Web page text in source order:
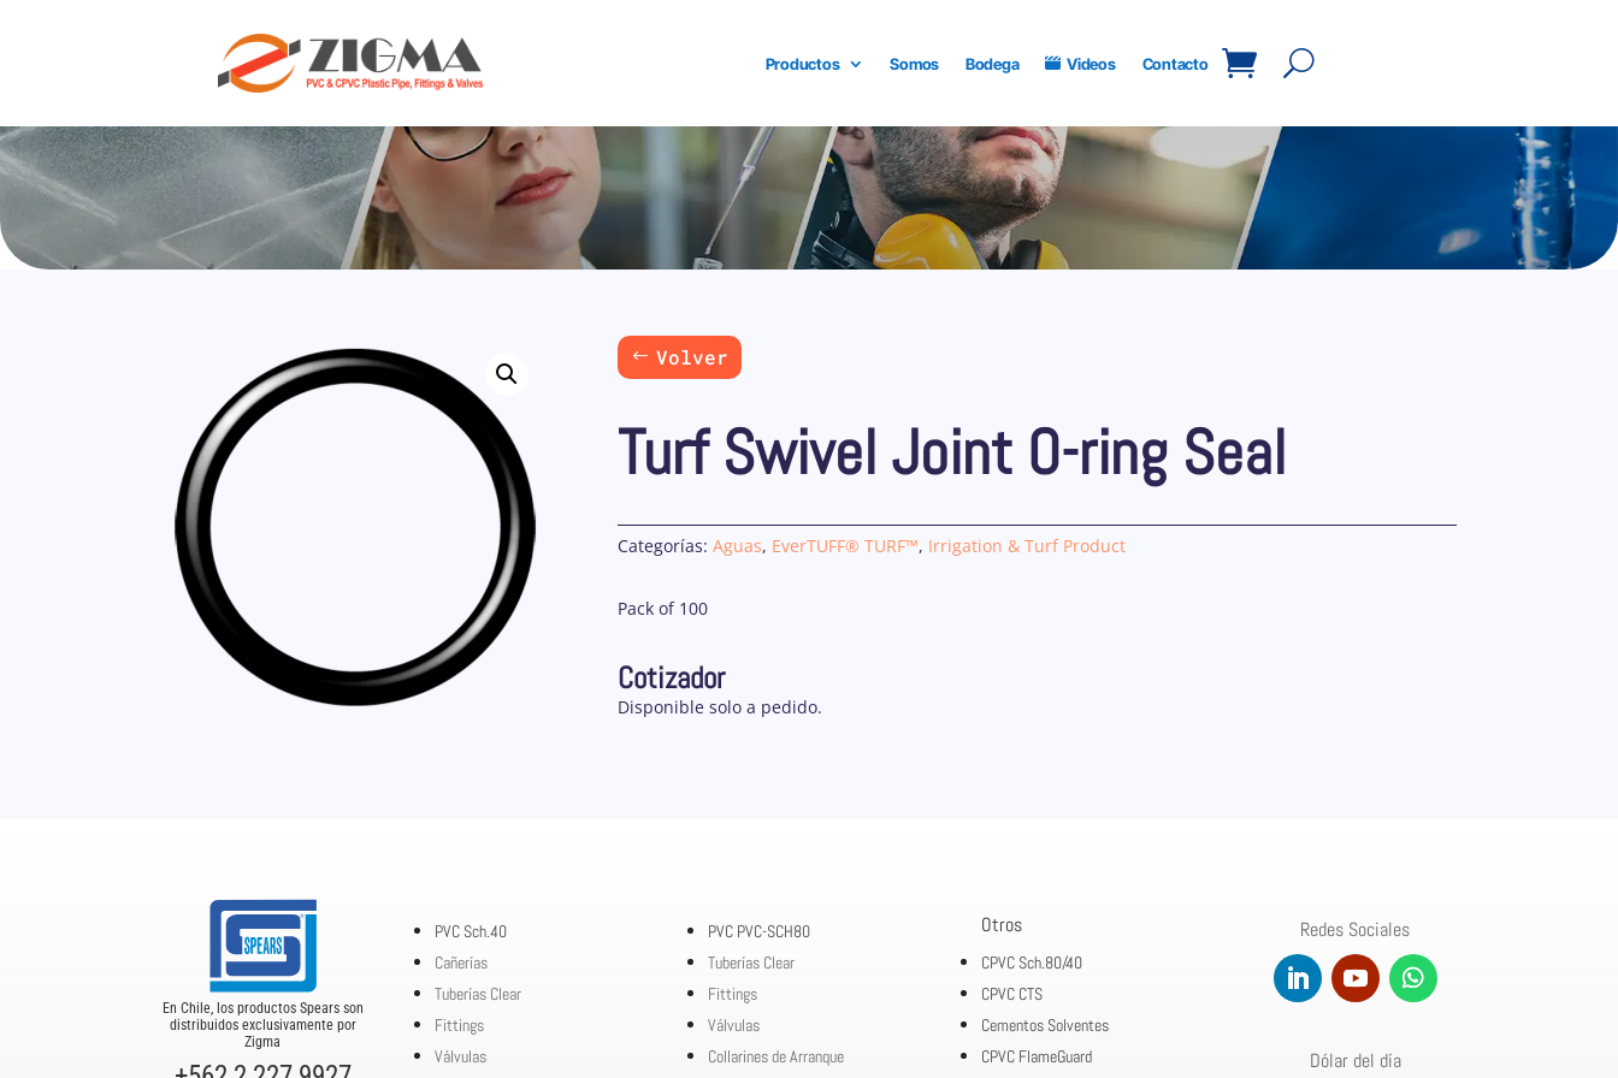
Productos Somos Bodega Videos Contacto
Volver
Turf Swivel Joint O-ring Seal
Categorías: Aguas, EverTUFF® TURF™, Irrigation & Turf Product
Pack of 100
Cotizador
Disponible solo a pedido.
En Chile, los productos Spears son
distribuidos exclusivamente por
Zigma
PVC Sch.40
Cañerías
Tuberías Clear
Fittings
Válvulas
PVC PVC-SCH80
Tuberías Clear
Fittings
Válvulas
Collarines de Arranque
Otros
CPVC Sch.80/40
CPVC CTS
Cementos Solventes
CPVC FlameGuard
Redes Sociales
Dólar del día